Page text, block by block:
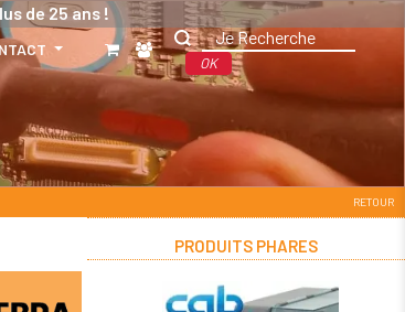
de 25 ans !
OK
RETOUR
PRODUITS PHARES